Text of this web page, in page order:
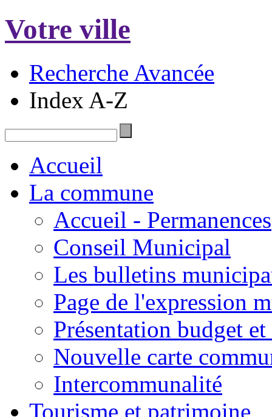
Votre ville
Recherche Avancée
Index A-Z
Accueil
La commune
Accueil - Permanences
Conseil Municipal
Les bulletins
Page de l'expression
Présentation budget
Nouvelle carte
Intercommunalité
Tourisme et patrimoine